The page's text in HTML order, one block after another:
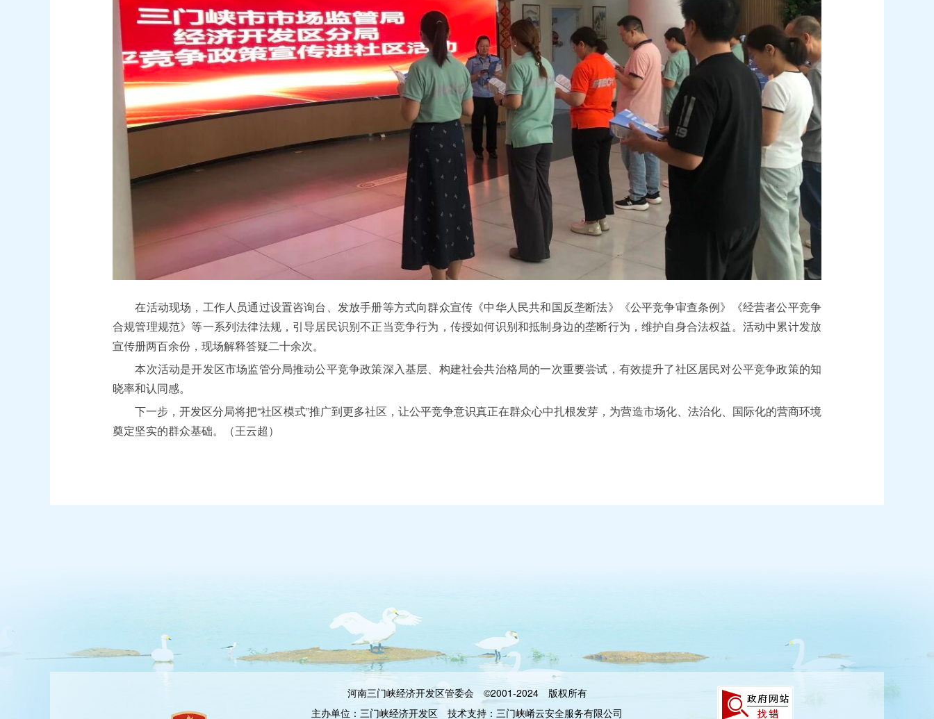
在活动现场，工作人员通过设置咨询台、发放手册等方式向群众宣传《中华人民共和国反垄断法》《公平竞争审查条例》《经营者公平竞争
合规管理规范》等一系列法律法规，引导居民识别不正当竞争行为，传授如何识别和抵制身边的垄断行为，维护自身合法权益。活动中累计发放
宣传册两百余份，现场解释答疑二十余次。
本次活动是开发区市场监管分局推动公平竞争政策深入基层、构建社会共治格局的一次重要尝试，有效提升了社区居民对公平竞争政策的知
晓率和认同感。
下一步，开发区分局将把“社区模式”推广到更多社区，让公平竞争意识真正在群众心中扎根发芽，为营造市场化、法治化、国际化的营商环境
奠定坚实的群众基础。（王云超）
河南三门峡经济开发区管委会 ©2001-2024 版权所有
主办单位：三门峡经济开发区 技术支持： 三门峡崤云安全服务有限公司